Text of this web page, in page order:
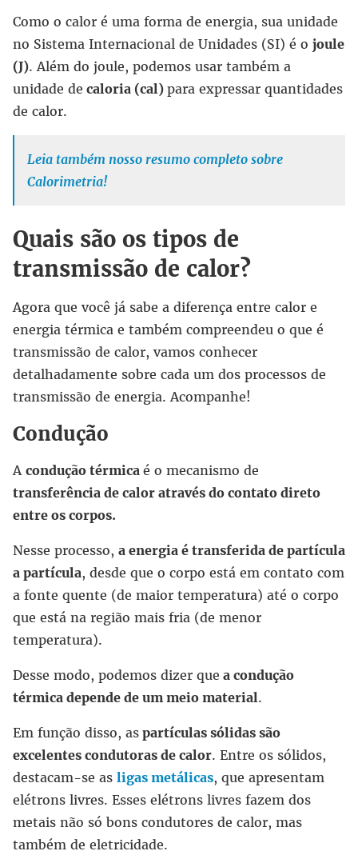
Como o calor é uma forma de energia, sua unidade
no Sistema Internacional de Unidades (SI) é o joule
(J). Além do joule, podemos usar também a
unidade de caloria (cal) para expressar quantidades
de calor.
Leia também nosso resumo completo sobre
Calorimetria!
Quais são os tipos de
transmissão de calor?
Agora que você já sabe a diferença entre calor e
energia térmica e também compreendeu o que é
transmissão de calor, vamos conhecer
detalhadamente sobre cada um dos processos de
transmissão de energia. Acompanhe!
Condução
A condução térmica é o mecanismo de
transferência de calor através do contato direto
entre os corpos.
Nesse processo, a energia é transferida de partícula
a partícula, desde que o corpo está em contato com
a fonte quente (de maior temperatura) até o corpo
que está na região mais fria (de menor
temperatura).
Desse modo, podemos dizer que a condução
térmica depende de um meio material.
Em função disso, as partículas sólidas são
excelentes condutoras de calor. Entre os sólidos,
destacam-se as ligas metálicas, que apresentam
elétrons livres. Esses elétrons livres fazem dos
metais não só bons condutores de calor, mas
também de eletricidade.